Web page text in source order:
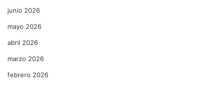
junio 2026
mayo 2026
abril 2026
marzo 2026
febrero 2026